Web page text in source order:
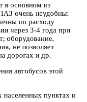
в основном из
очень неудобны:
по расходу
через 3-4 года при
оборудование,
не позволяет
дорогах и др.
автобусов этой
пунктах и